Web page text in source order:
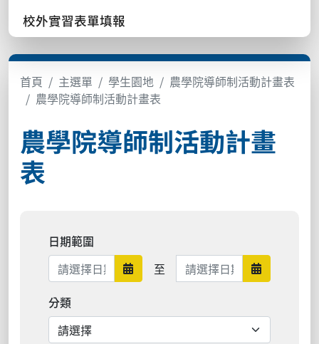
校外實習表單填報
首頁 主選單 學生園地
農學院導師制活動計畫表
農學院導師制活動計畫表
農學院導師制活動計畫
表
日期範圍
日期範圍開始
至 日期範圍結束 日期範圍
分類